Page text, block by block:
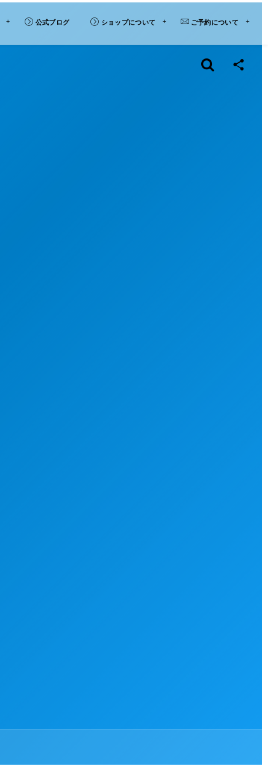
公式ブログ ショップについて ご予約について